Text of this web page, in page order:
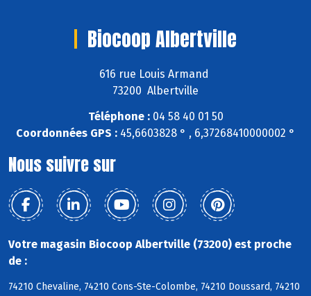
Biocoop Albertville
616 rue Louis Armand
73200 Albertville
Téléphone :04 58 40 01 50
Coordonnées GPS : 45,6603828 ° , 6,37268410000002 °
Nous suivre sur
Votre magasin Biocoop Albertville (73200) est proche
de :
74210 Chevaline, 74210 Cons-Ste-Colombe, 74210 Doussard, 74210